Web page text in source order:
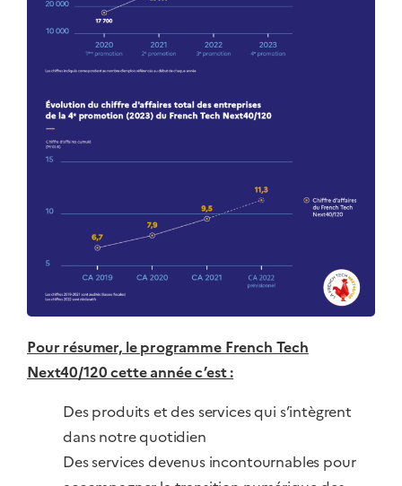
Pour résumer, le programme French Tech
Next40/120 cette année c’est :
Des produits et des services qui s’intègrent
dans notre quotidien
Des services devenus incontournables pour